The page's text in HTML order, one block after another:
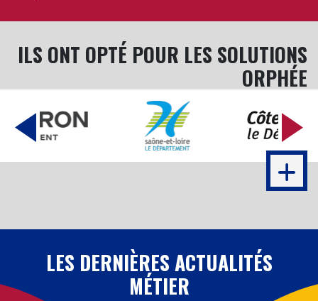
ILS ONT OPTÉ POUR LES SOLUTIONS
ORPHÉE
LES DERNIÈRES ACTUALITÉS
MÉTIER